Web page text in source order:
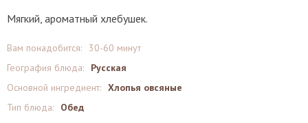
Мягкий, ароматный хлебушек.
Вам понадобится:
30-60 минут
География блюда:
Русская
Основной ингредиент: Хлопья овсяные
Тип блюда:
Обед